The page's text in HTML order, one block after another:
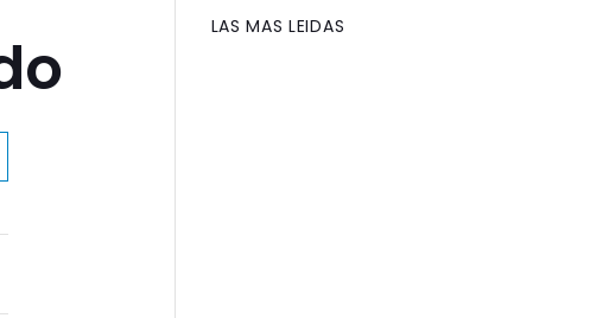
LAS MAS LEIDAS